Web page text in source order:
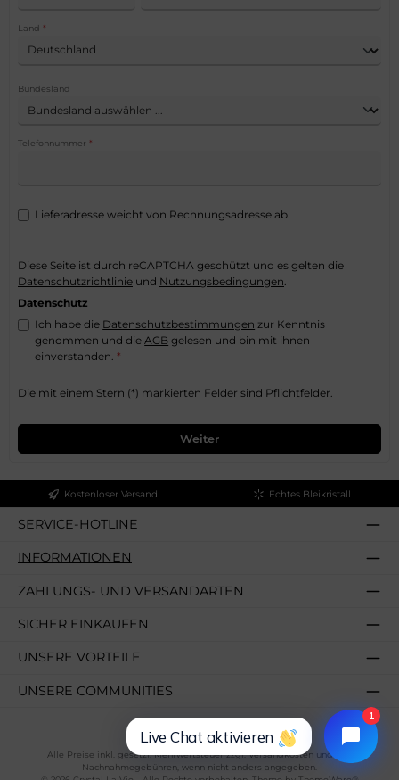
Land *
Bundesland
Telefonnummer *
Lieferadresse weicht von Rechnungsadresse ab.
Diese Seite ist durch reCAPTCHA geschützt und es gelten die
Datenschutzrichtlinie und Nutzungsbedingungen
Datenschutz
Ich habe die Datenschutzbestimmungen zur Kenntnis
genommen und dieAGB gelesen und bin mit ihnen
einverstanden.*
Die mit einem Stern (*) markierten Felder sind Pflichtfelder.
Weiter
Kostenloser Versand Echtes Bleikristall
SERVICE-HOTLINE
INFORMATIONEN
ZAHLUNGS- UND VERSANDARTEN
SICHER EINKAUFEN
UNSERE VORTEILE
UNSERE COMMUNITIES
Alle Preise inkl. gesetzl. Mehrwertsteuer zzgl.Versandkostenund ggf.
Nachnahmegebühren, wenn nicht anders angegeben.
Live Chat aktivieren
1